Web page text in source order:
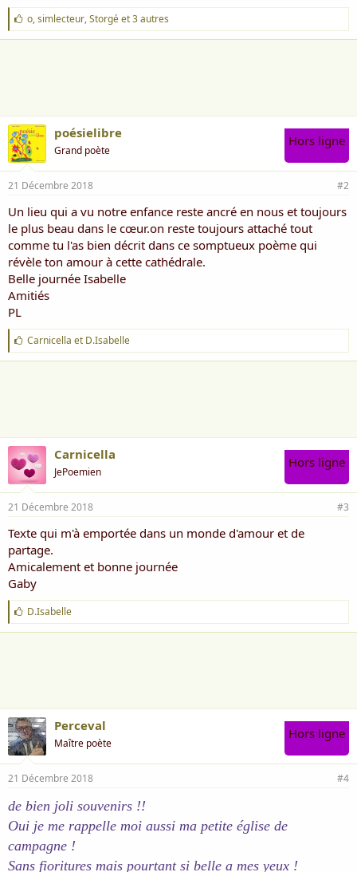
J
'
a
o,simlecteur,Storgéet 3 autres
poésielibre
Grand poète
Hors ligne
21 Décembre 2018 #2
Un lieu qui a vu notre enfance reste ancré en nous et toujours
le plus beau dans le cœur.on reste toujours attaché tout
comme tu l'as bien décrit dans ce somptueux poème qui
révèle ton amour à cette cathédrale.
Belle journée Isabelle
Amitiés
PL
J
'
a
Carnicella et D.Isabelle
Carnicella
JePoemien
Hors ligne
21 Décembre 2018 #3
Texte qui m'à emportée dans un monde d'amour et de
partage.
Amicalement et bonne journée
Gaby
J
'
a
D.Isabelle
Perceval
Maître poète
Hors ligne
21 Décembre 2018 #4
de bien joli souvenirs !!
Oui je me rappelle moi aussi ma petite église de
campagne !
Sans fioritures mais pourtant si belle a mes yeux !